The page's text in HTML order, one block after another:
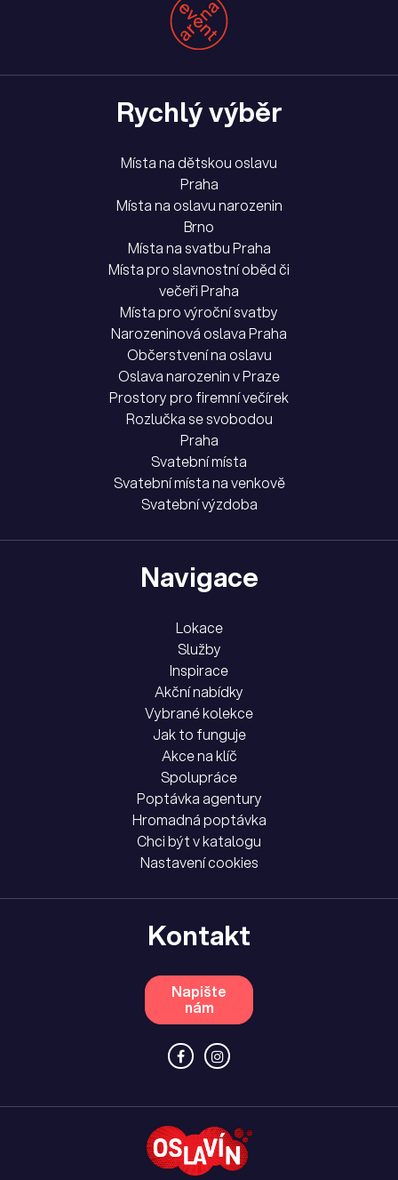
Rychlý výběr
Místa na dětskou oslavu
Praha
Místa na oslavu narozenin
Brno
Místa na svatbu Praha
Místa pro slavnostní oběd či
večeři Praha
Místa pro výroční svatby
Narozeninová oslava Praha
Občerstvení na oslavu
Oslava narozenin v Praze
Prostory pro firemní večírek
Rozlučka se svobodou
Praha
Svatební místa
Svatební místa na venkově
Svatební výzdoba
Navigace
Lokace
Služby
Inspirace
Akční nabídky
Vybrané kolekce
Jak to funguje
Akce na klíč
Spolupráce
Poptávka agentury
Hromadná poptávka
Chci být v katalogu
Nastavení cookies
Kontakt
Napište
nám